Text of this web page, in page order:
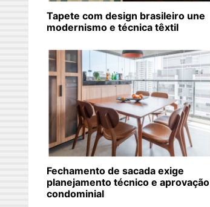
Tapete com design brasileiro une
modernismo e técnica têxtil
Fechamento de sacada exige
planejamento técnico e aprovação
condominial